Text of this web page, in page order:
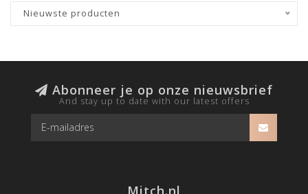
Nieuwste producten
Abonneer je op onze nieuwsbrief
And stay up to date with our latest offers
Mitch.nl